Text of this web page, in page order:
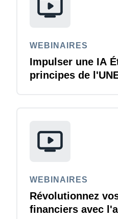
WEBINAIRES
Impulser une IA
principes de
WEBINAIRES
Révolutionnez
financiers avec